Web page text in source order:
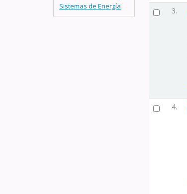
Sistemas de Energía
3.
4.